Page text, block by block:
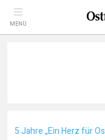
MENÜ
5 Jahre „Ein Herz für